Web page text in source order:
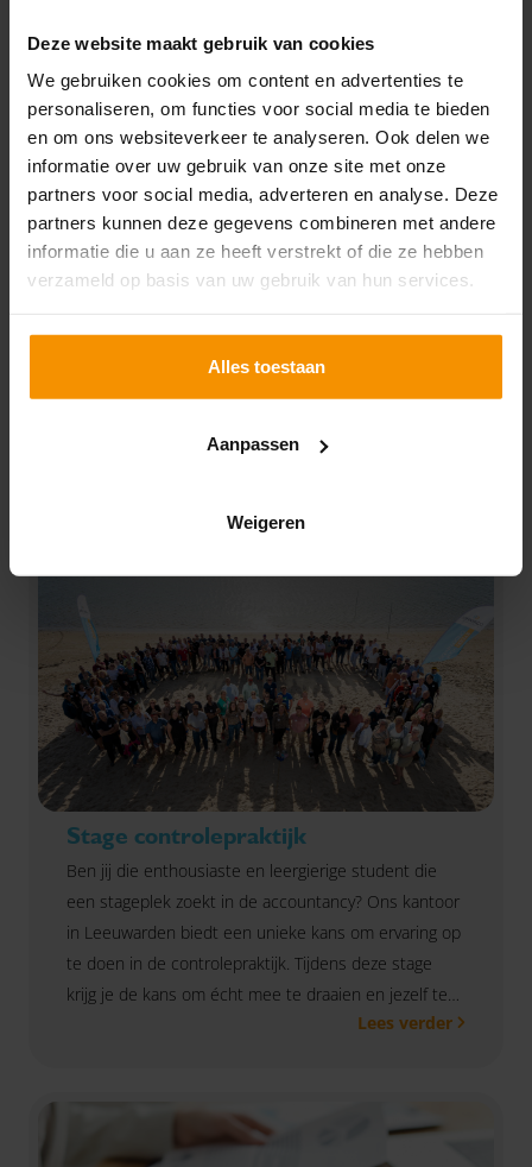
Deze website maakt gebruik van cookies
We gebruiken cookies om content en advertenties te
personaliseren, om functies voor social media te bieden
en om ons websiteverkeer te analyseren. Ook delen we
informatie over uw gebruik van onze site met onze
partners voor social media, adverteren en analyse. Deze
partners kunnen deze gegevens combineren met andere
informatie die u aan ze heeft verstrekt of die ze hebben
verzameld op basis van uw gebruik van hun services.
Alles toestaan
Aanpassen
Weigeren
heerhugowaard@omnyacc.nl
Stage controlepraktijk
Ben jij die enthousiaste en leergierige student die
een stageplek zoekt in de accountancy? Ons kantoor
in Leeuwarden biedt een unieke kans om ervaring op
te doen in de controlepraktijk. Tijdens deze stage
krijg je de kans om écht mee te draaien en jezelf te
ontwikkelen binnen een professioneel team.Lees verder